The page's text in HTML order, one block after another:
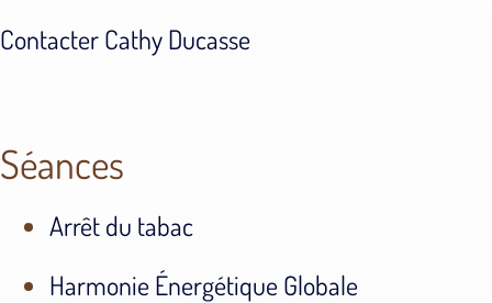
Contacter Cathy Ducasse
Séances
Arrêt du tabac
Harmonie Énergétique Globale